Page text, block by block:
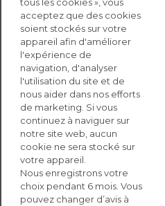
CONTACTEZ-NOUS
Nous avons des bureaux en
Uni, à Hong Kong, à l'île Maurice,
Allemagne, au Japon, en
CONTACTEZ-NOUS
SOLUTIONS
ENTERPRISE
acceptez que des cookies
soient stockés sur votre
appareil afin d'améliorer
l'expérience de
navigation, d'analyser
l'utilisation du site et de
nous aider dans nos efforts
de marketing. Si vous
continuez à naviguer sur
notre site web, aucun
cookie ne sera stocké sur
votre appareil.
Nous enregistrons votre
choix pendant 6 mois. Vous
pouvez changer d’avis à